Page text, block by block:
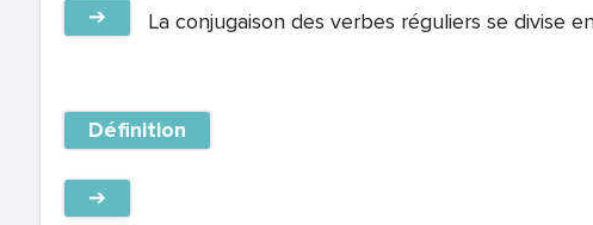
➔ La conjugaison des verbes réguliers se divise
Définition
➔